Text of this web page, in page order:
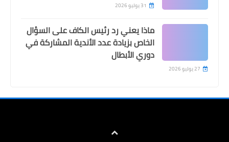
31 يوليو 2026
ماذا يعني رد رئيس الكاف على السؤال
الخاص بزيادة عدد الأندية المشاركة في
دوري الأبطال
27 يوليو 2026